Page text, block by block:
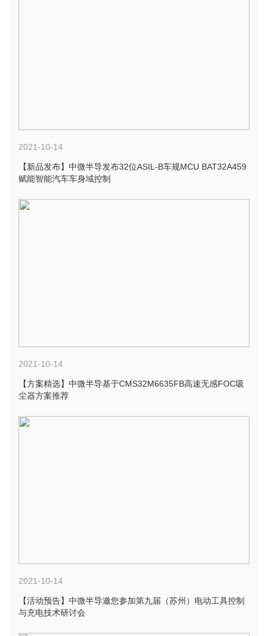
2021-10-14
【新品发布】中微半导发布32位ASIL-B车规MCU BAT32A459
赋能智能汽车车身域控制
2021-10-14
【方案精选】中微半导基于CMS32M6635FB高速无感FOC吸
尘器方案推荐
2021-10-14
【活动预告】中微半导邀您参加第九届（苏州）电动工具控制
与充电技术研讨会